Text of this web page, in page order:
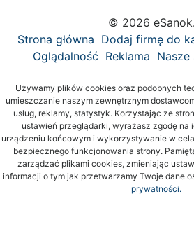
© 2026
Strona główna Dodaj firmę do
Oglądalność Reklama Nasze
Używamy plików cookies oraz podobnych
umieszczanie naszym zewnętrznym
usług, reklamy, statystyk. Korzystając ze
ustawień przeglądarki, wyrażasz zgodę na
urządzeniu końcowym i wykorzystywanie w
bezpiecznego funkcjonowania strony.
zarządzać plikami cookies, zmieniając
informacji o tym jak przetwarzamy Twoje dane
prywatności.